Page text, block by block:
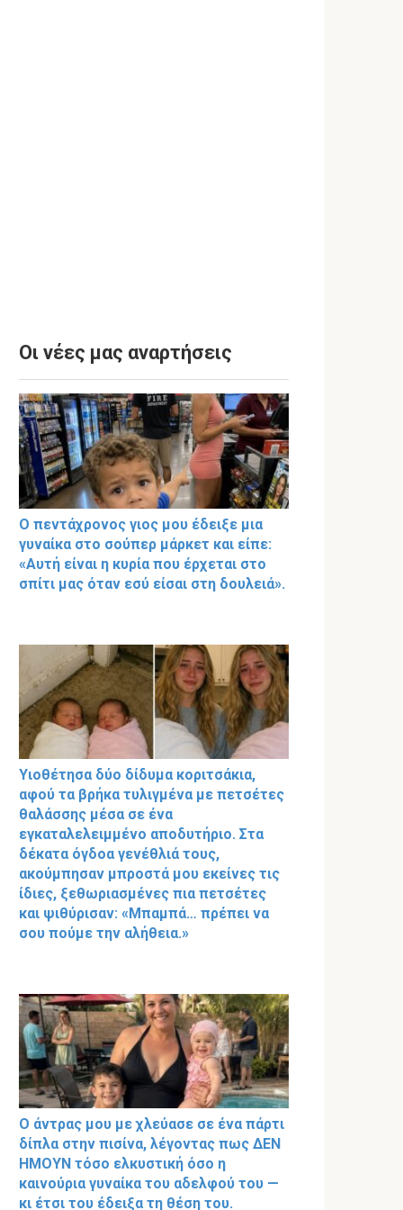
Οι νέες μας αναρτήσεις
Ο πεντάχρονος γιος μου έδειξε μια
γυναίκα στο σούπερ μάρκετ και είπε:
«Αυτή είναι η κυρία που έρχεται στο
σπίτι μας όταν εσύ είσαι στη δουλειά».
Υιοθέτησα δύο δίδυμα κοριτσάκια,
αφού τα βρήκα τυλιγμένα με πετσέτες
θαλάσσης μέσα σε ένα
εγκαταλελειμμένο αποδυτήριο. Στα
δέκατα όγδοα γενέθλιά τους,
ακούμπησαν μπροστά μου εκείνες τις
ίδιες, ξεθωριασμένες πια πετσέτες
και ψιθύρισαν: «Μπαμπά… πρέπει να
σου πούμε την αλήθεια.»
Ο άντρας μου με χλεύασε σε ένα πάρτι
δίπλα στην πισίνα, λέγοντας πως ΔΕΝ
ΗΜΟΥΝ τόσο ελκυστική όσο η
καινούρια γυναίκα του αδελφού του —
κι έτσι του έδειξα τη θέση του.